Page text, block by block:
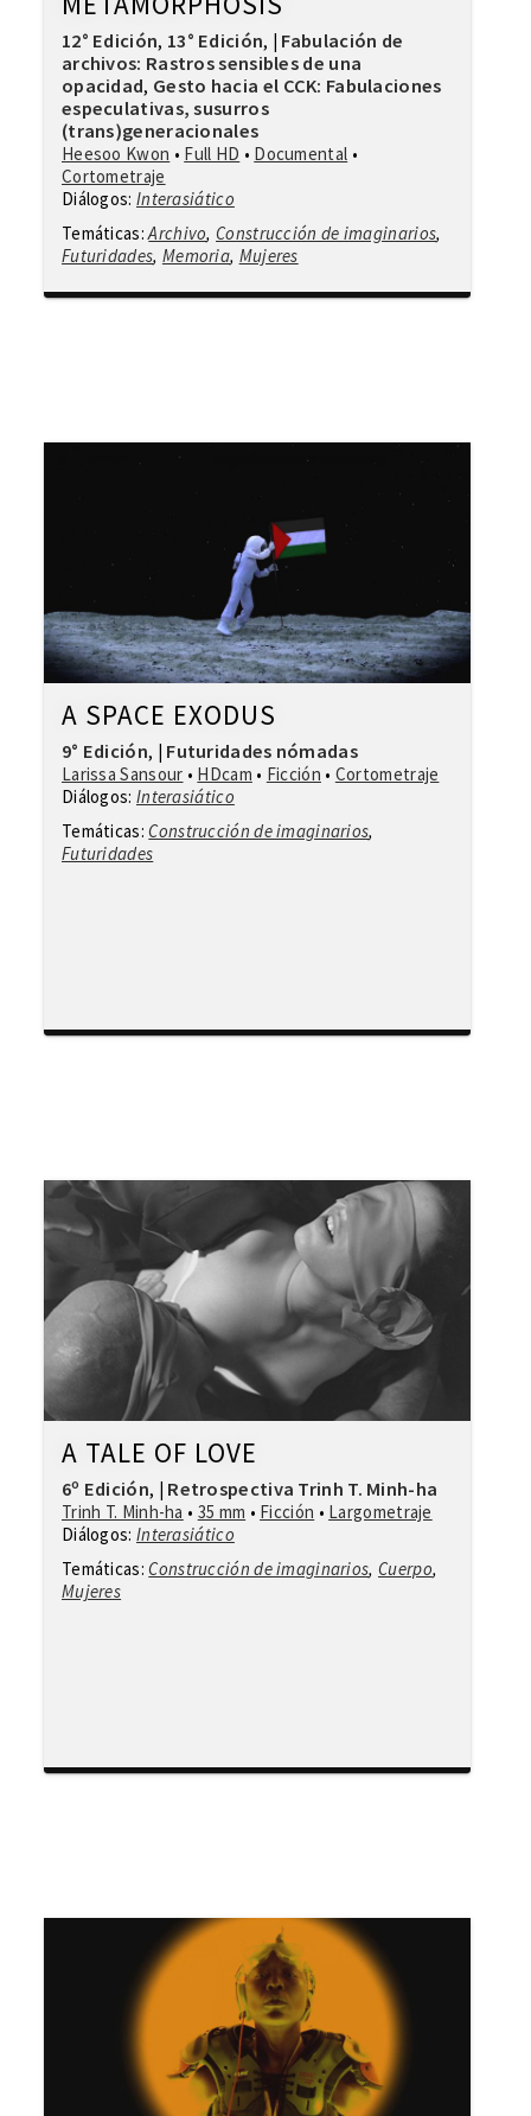
12° Edición, 13° Edición, | Fabulación de
archivos: Rastros sensibles de una
opacidad, Gesto hacia el CCK: Fabulaciones
especulativas, susurros
(trans)generacionales
Heesoo Kwon • Full HD • Documental •
Cortometraje
Diálogos: Interasiático
Temáticas: Archivo,Construcción de imaginarios,
Futuridades, Memoria, Mujeres
A SPACE EXODUS
9° Edición, | Futuridades nómadas
Larissa Sansour • HDcam • Ficción • Cortometraje
Diálogos: Interasiático
Temáticas: Construcción de imaginarios,
Futuridades
A TALE OF LOVE
6º Edición, Retrospectiva Trinh T. Minh-ha
Trinh T. Minh-ha • 35 mm • Ficción • Largometraje
Diálogos: Interasiático
Temáticas: Construcción de imaginarios,Cuerpo,
Mujeres